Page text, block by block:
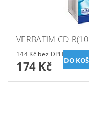
VERBATIM CD-
144 Kč bez DPH
174 Kč